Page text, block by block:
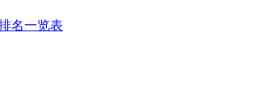
名一览表